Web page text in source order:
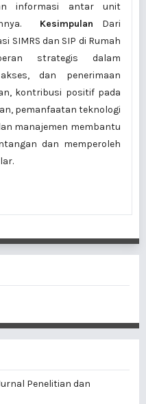
informasi antar unit
Kesimpulan Dari
SIMRS dan SIP di Rumah
strategis dalam
dan penerimaan
kontribusi positif pada
pemanfaatan teknologi
manajemen membantu
dan memperoleh
Penelitian dan